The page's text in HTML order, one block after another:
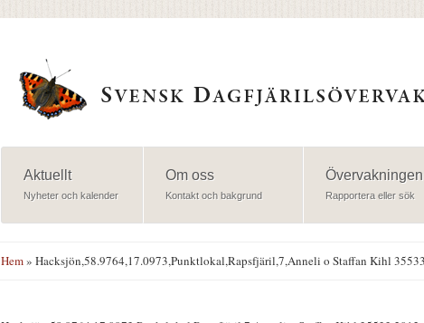
Aktuellt
Nyheter och kalender
Om oss
Kontakt och bakgrund
Övervakningen
Rapportera eller sök
Hem» Hacksjön,58.9764,17.0973,Punktlokal,Rapsfjäril,7,Anneli o Staffan Kihl